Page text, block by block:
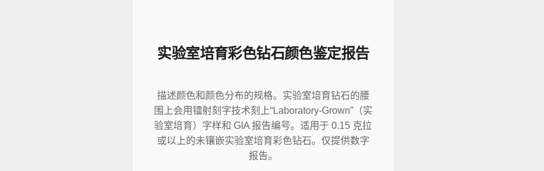
实验室培育彩色钻石颜色鉴定报告
描述颜色和颜色分布的规格。实验室培育钻石的腰
围上会用镭射刻字技术刻上“Laboratory-Grown”（实
验室培育）字样和 GIA 报告编号。适用于 0.15 克拉
或以上的未镶嵌实验室培育彩色钻石。仅提供数字
报告。